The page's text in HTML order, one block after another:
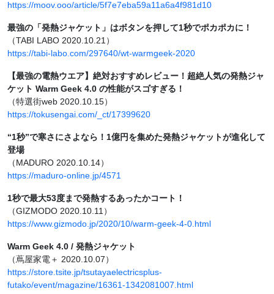
https://moov.ooo/article/5f7e7eba59a11a6a4f981d10
最強の「発熱ジャケット」はボタンを押して1秒でポカポカに！
（TABI LABO 2020.10.21）
https://tabi-labo.com/297640/wt-warmgeek-2020
【最強の電熱ウエア】絶対おすすめレビュー！超絶人気の発熱ジャ
ケット Warm Geek 4.0 の性能がスゴすぎる！
（特選街web 2020.10.15）
https://tokusengai.com/_ct/17399620
“1秒”で寒さにさよなら！1億円を集めた発熱ジャケットが進化して
登場
（MADURO 2020.10.14）
https://maduro-online.jp/4571
1秒で最大53度まで発熱するあったかコート！
（GIZMODO 2020.10.11）
https://www.gizmodo.jp/2020/10/warm-geek-4-0.html
Warm Geek 4.0 / 発熱ジャケット
（蔦屋家電＋ 2020.10.07）
https://store.tsite.jp/tsutayaelectricsplus-
futako/event/magazine/16361-1342081007.html